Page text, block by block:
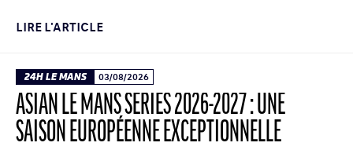
LIRE L'ARTICLE
24H LE MANS 03/08/2026
ASIAN LE MANS SERIES 2026-2027 : UNE
SAISON EUROPÉENNE EXCEPTIONNELLE